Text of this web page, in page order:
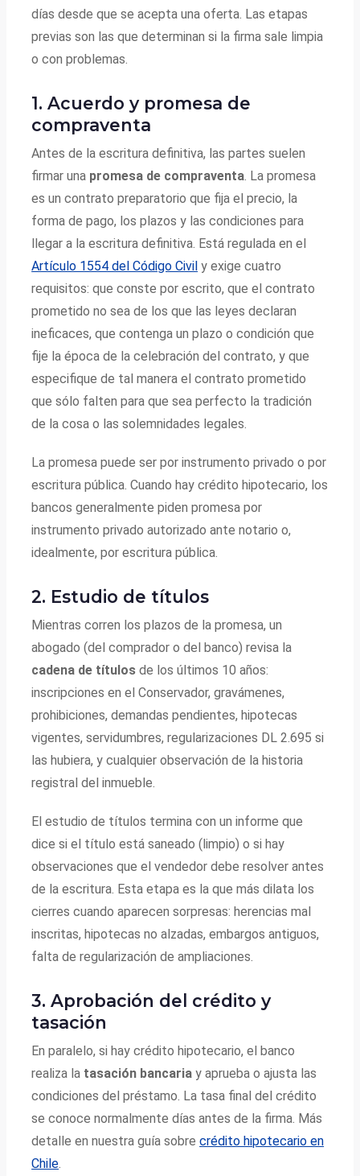
días desde que se acepta una oferta. Las etapas
previas son las que determinan si la firma sale limpia
o con problemas.
1. Acuerdo y promesa de
compraventa
Antes de la escritura definitiva, las partes suelen
firmar una promesa de compraventa. La promesa
es un contrato preparatorio que fija el precio, la
forma de pago, los plazos y las condiciones para
llegar a la escritura definitiva. Está regulada en el
Artículo 1554 del Código Civil y exige cuatro
requisitos: que conste por escrito, que el contrato
prometido no sea de los que las leyes declaran
ineficaces, que contenga un plazo o condición que
fije la época de la celebración del contrato, y que
especifique de tal manera el contrato prometido
que sólo falten para que sea perfecto la tradición
de la cosa o las solemnidades legales.
La promesa puede ser por instrumento privado o por
escritura pública. Cuando hay crédito hipotecario, los
bancos generalmente piden promesa por
instrumento privado autorizado ante notario o,
idealmente, por escritura pública.
2. Estudio de títulos
Mientras corren los plazos de la promesa, un
abogado (del comprador o del banco) revisa la
cadena de títulos de los últimos 10 años:
inscripciones en el Conservador, gravámenes,
prohibiciones, demandas pendientes, hipotecas
vigentes, servidumbres, regularizaciones DL 2.695 si
las hubiera, y cualquier observación de la historia
registral del inmueble.
El estudio de títulos termina con un informe que
dice si el título está saneado (limpio) o si hay
observaciones que el vendedor debe resolver antes
de la escritura. Esta etapa es la que más dilata los
cierres cuando aparecen sorpresas: herencias mal
inscritas, hipotecas no alzadas, embargos antiguos,
falta de regularización de ampliaciones.
3. Aprobación del crédito y
tasación
En paralelo, si hay crédito hipotecario, el banco
realiza la tasación bancaria y aprueba o ajusta las
condiciones del préstamo. La tasa final del crédito
se conoce normalmente días antes de la firma. Más
detalle en nuestra guía sobrecrédito hipotecario en
Chile.